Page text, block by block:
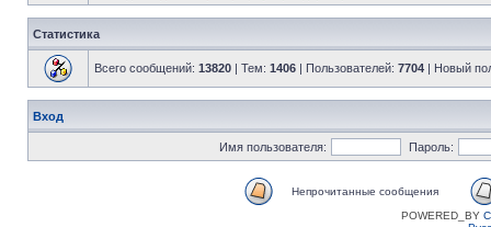
Статистика
Всего сообщений: 13820 | Тем: 1406 | Пользователей: 7704 | Новый
Вход
Имя пользователя: Пароль:
Непрочитанные сообщения
POWERED_BY